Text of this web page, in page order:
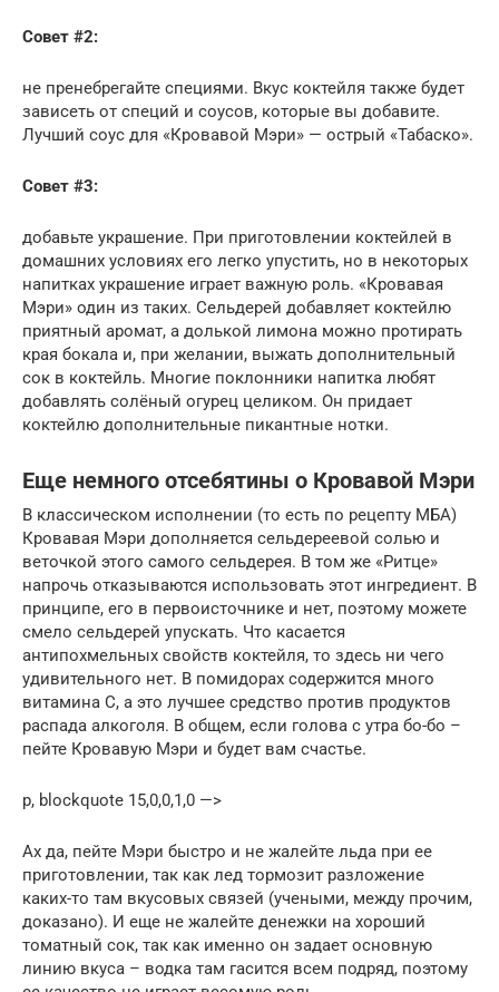
Совет #2:
не пренебрегайте специями. Вкус коктейля также будет
зависеть от специй и соусов, которые вы добавите.
Лучший соус для «Кровавой Мэри» — острый «Табаско».
Совет #3:
добавьте украшение. При приготовлении коктейлей в
домашних условиях его легко упустить, но в некоторых
напитках украшение играет важную роль. «Кровавая
Мэри» один из таких. Сельдерей добавляет коктейлю
приятный аромат, а долькой лимона можно протирать
края бокала и, при желании, выжать дополнительный
сок в коктейль. Многие поклонники напитка любят
добавлять солёный огурец целиком. Он придает
коктейлю дополнительные пикантные нотки.
Еще немного отсебятины о Кровавой Мэри
В классическом исполнении (то есть по рецепту МБА)
Кровавая Мэри дополняется сельдереевой солью и
веточкой этого самого сельдерея. В том же «Ритце»
напрочь отказываются использовать этот ингредиент. В
принципе, его в первоисточнике и нет, поэтому можете
смело сельдерей упускать. Что касается
антипохмельных свойств коктейля, то здесь ни чего
удивительного нет. В помидорах содержится много
витамина С, а это лучшее средство против продуктов
распада алкоголя. В общем, если голова с утра бо-бо –
пейте Кровавую Мэри и будет вам счастье.
p, blockquote 15,0,0,1,0 —>
Ах да, пейте Мэри быстро и не жалейте льда при ее
приготовлении, так как лед тормозит разложение
каких-то там вкусовых связей (учеными, между прочим,
доказано). И еще не жалейте денежки на хороший
томатный сок, так как именно он задает основную
линию вкуса – водка там гасится всем подряд, поэтому